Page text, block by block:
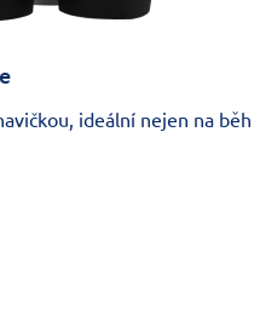
ideální nejen na běh